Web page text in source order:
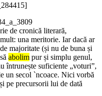
de cronică literară,
una meritorie. Iar dacă ar
majoritate (și nu de buna și
abolim pur și simplu genul,
întrunește suficiente „voturi”,
un secol `ncoace. Nici vorbă
pe precursorii lui de dată